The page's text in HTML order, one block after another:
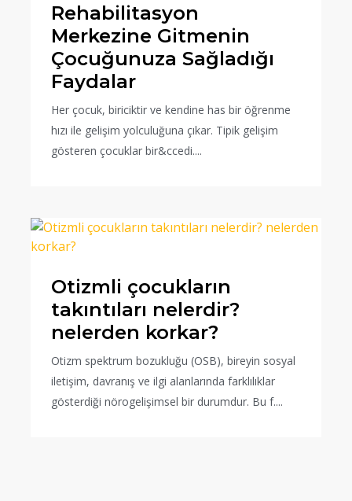
Rehabilitasyon
Merkezine Gitmenin
Çocuğunuza Sağladığı
Faydalar
Her çocuk, biriciktir ve kendine has bir öğrenme
hızı ile gelişim yolculuğuna çıkar. Tipik gelişim
gösteren çocuklar bir&ccedi....
Otizmli çocukların
takıntıları nelerdir?
nelerden korkar?
Otizm spektrum bozukluğu (OSB), bireyin sosyal
iletişim, davranış ve ilgi alanlarında farklılıklar
gösterdiği nörogelişimsel bir durumdur. Bu f....